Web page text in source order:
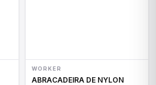
WORKER
ABRACADEIRA DE NYLON